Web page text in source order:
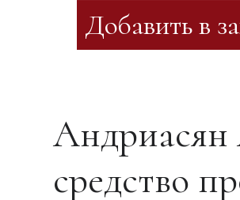
Андриасян
средство